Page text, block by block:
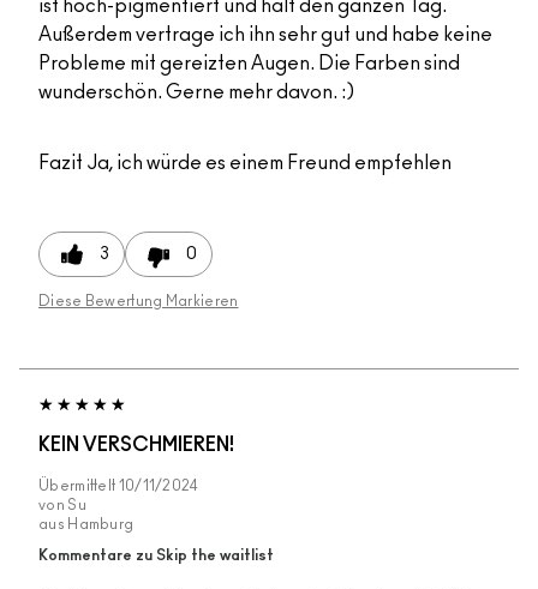
ist hoch-pigmentiert und hält den ganzen Tag.
Außerdem vertrage ich ihn sehr gut und habe keine
Probleme mit gereizten Augen. Die Farben sind
wunderschön. Gerne mehr davon. :)
Fazit Ja, ich würde es einem Freund empfehlen
3 0
Diese Bewertung Markieren
KEIN VERSCHMIEREN!
Übermittelt 10/11/2024
von Su
aus Hamburg
Kommentare zu Skip the waitlist